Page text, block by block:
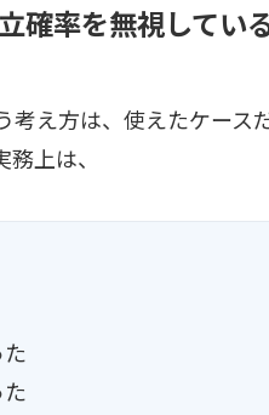
確率を無視してい
考え方は、使えたケー
上は、